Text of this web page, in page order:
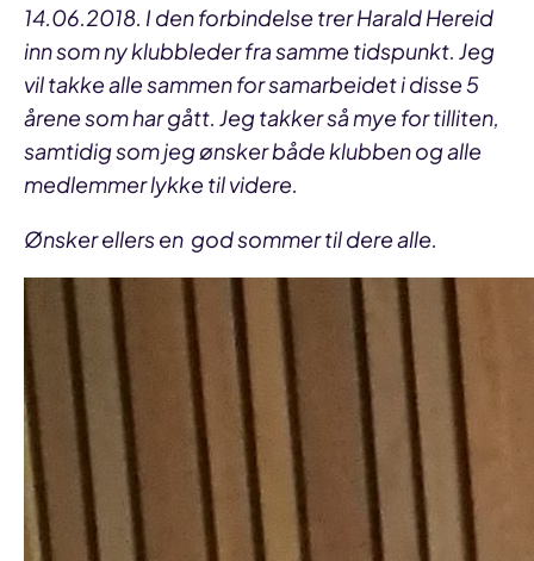
14.06.2018. I den forbindelse trer Harald Hereid
inn som ny klubbleder fra samme tidspunkt. Jeg
vil takke alle sammen for samarbeidet i disse 5
årene som har gått. Jeg takker så mye for tilliten,
samtidig som jeg ønsker både klubben og alle
medlemmer lykke til videre.
Ønsker ellers en god sommer til dere alle.